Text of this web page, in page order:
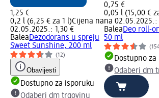
1,25 €
0,2 l (6,25 € za 1 l)Cijena na
02.05.2025.: 1,30 €
BaleaDezodorans u spreju
Sweet Sunshine, 200 ml
(12)
Obavijesti
Dostupno za isporuku
Odaberi dm trgovinu
0,75 €
0,05 l (15,00 €
na 02.05.2025.:
BaleaDeo roll-
50 ml
Dostupno
Odaberi dm